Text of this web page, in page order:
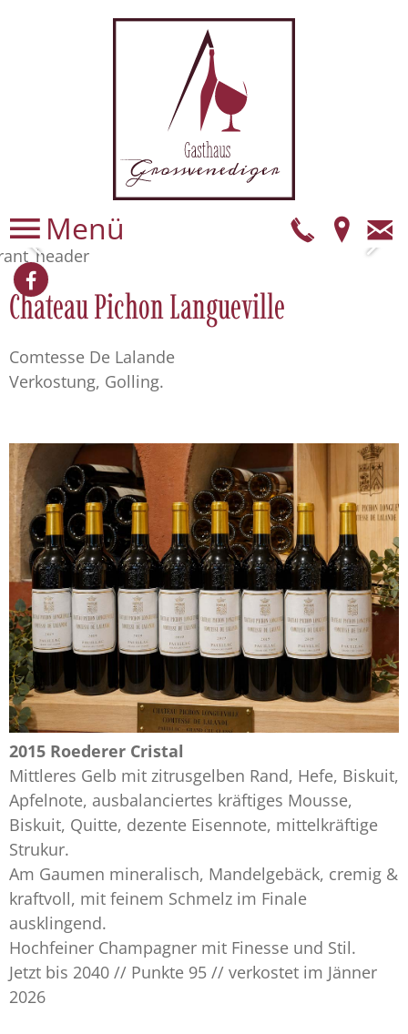
Menü
Chateau Pichon Langueville
Comtesse De Lalande
Verkostung, Golling.
2015 Roederer Cristal
Mittleres Gelb mit zitrusgelben Rand, Hefe, Biskuit,
Apfelnote, ausbalanciertes kräftiges Mousse,
Biskuit, Quitte, dezente Eisennote, mittelkräftige
Strukur.
Am Gaumen mineralisch, Mandelgebäck, cremig &
kraftvoll, mit feinem Schmelz im Finale
ausklingend.
Hochfeiner Champagner mit Finesse und Stil.
Jetzt bis 2040 // Punkte 95 // verkostet im Jänner
2026